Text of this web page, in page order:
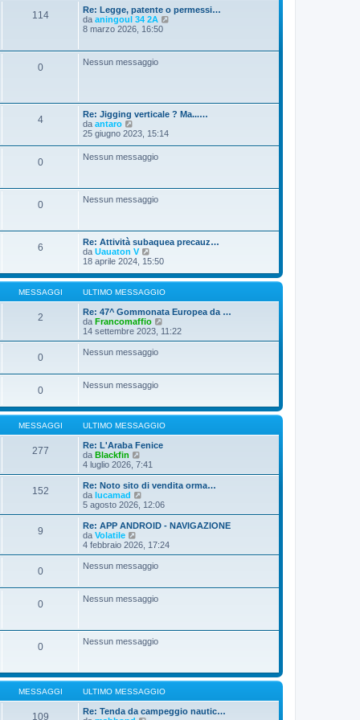
g
g
i
114
Re: Legge, patente o permessi…
da aningoul 34 2A
o
m
s
o
8 marzo 2026, 16:50
0 Nessun messaggio
4
Re: Jigging verticale ? Ma...…
da antaro
e
u
i
m
e
s
s
a
g
g
o
25 giugno 2023, 15:14
0 Nessun messaggio
0 Nessun messaggio
6
Re: Attività subaquea precauz…
da Uauaton V
e
i
u
t
i
m
o
m
e
s
a
g
i
o
18 aprile 2024, 15:50
MESSAGGI ULTIMO MESSAGGIO
2
Re: 47^ Gommonata Europea da …
da Francomaffio
e
d
t
o
m
e
s
g
i
14 settembre 2023, 11:22
0 Nessun messaggio
0 Nessun messaggio
MESSAGGI ULTIMO MESSAGGIO
277
Re: L'Araba Fenice
da Blackfin
e
d
i
u
i
m
o
m
s
a
g
4 luglio 2026, 7:41
152
Re: Noto sito di vendita orma…
da lucamad
e
d
i
l
t
m
m
e
a
g
g
5 agosto 2026, 12:06
9
Re: APP ANDROID - NAVIGAZIONE
da Volatile
e
d
i
t
i
m
e
g
g
o
4 febbraio 2026, 17:24
0 Nessun messaggio
0 Nessun messaggio
0 Nessun messaggio
MESSAGGI ULTIMO MESSAGGIO
109
Re: Tenda da campeggio nautic…